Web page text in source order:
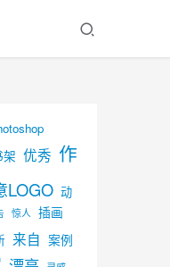
架 优秀 作
LOGO 动
惊人 插画
来自 案例